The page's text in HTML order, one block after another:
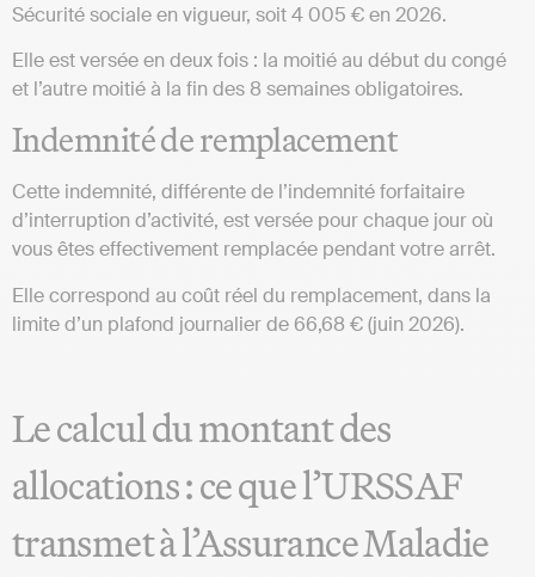
Sécurité sociale en vigueur, soit 4 005 € en 2026.
Elle est versée en deux fois : la moitié au début du congé
et l’autre moitié à la fin des 8 semaines obligatoires.
Indemnité de remplacement
Cette indemnité, différente de l’indemnité forfaitaire
d’interruption d’activité, est versée pour chaque jour où
vous êtes effectivement remplacée pendant votre arrêt.
Elle correspond au coût réel du remplacement, dans la
limite d’un plafond journalier de 66,68 € (juin 2026).
Le calcul du montant des
allocations : ce que l’URSSAF
transmet à l’Assurance Maladie